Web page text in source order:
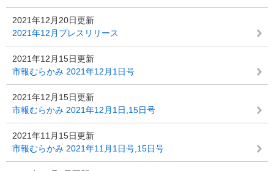
2021年12月20日更新
2021年12月プレスリリース
2021年12月15日更新
市報むらかみ 2021年12月1日号
2021年12月15日更新
市報むらかみ 2021年12月1日,15日号
2021年11月15日更新
市報むらかみ 2021年11月1日号,15日号